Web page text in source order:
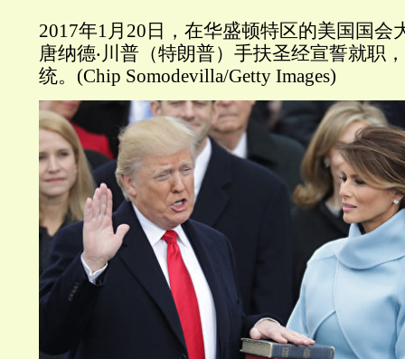
2017年1月20日，在华盛顿特区的美国国会
唐纳德‧川普（特朗普）手扶圣经宣誓就职
统。(Chip Somodevilla/Getty Images)